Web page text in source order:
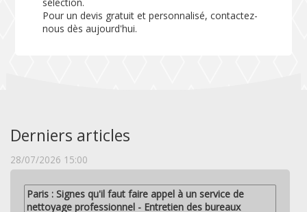
Pour un devis gratuit et personnalisé, contactez-
nous dès aujourd'hui.
Derniers articles
28/07/2026 15:00
Paris : Signes qu'il faut faire appel à un service de
nettoyage professionnel - Entretien des bureaux